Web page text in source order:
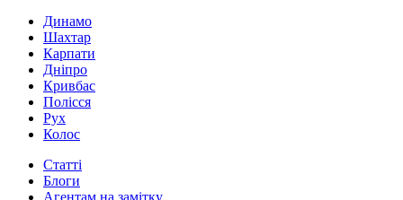
Динамо
Шахтар
Карпати
Дніпро
Кривбас
Полісся
Рух
Колос
Статті
Блоги